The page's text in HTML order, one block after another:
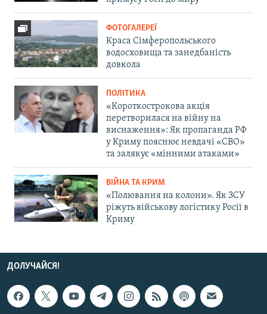
ФОТОГАЛЕРЕЇ
Краса Сімферопольського
водосховища та занедбаність
довкола
ПОЛІТИКА
«Короткострокова акція
перетворилася на війну на
виснаження»: Як пропаганда РФ
у Криму пояснює невдачі «СВО»
та залякує «мінними атаками»
ВІЙНА ТА КРИМ
«Полювання на колони». Як ЗСУ
ріжуть військову логістику Росії в
Криму
ДОЛУЧАЙСЯ!